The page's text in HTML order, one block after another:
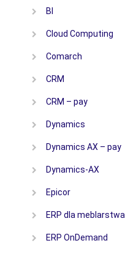
BI
Cloud Computing
Comarch
CRM
CRM – pay
Dynamics
Dynamics AX – pay
Dynamics-AX
Epicor
ERP dla meblarstwa
ERP OnDemand